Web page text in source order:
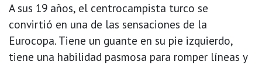
A sus 19 años, el centrocampista turco se
convirtió en una de las sensaciones de la
Eurocopa. Tiene un guante en su pie izquierdo,
tiene una habilidad pasmosa para romper líneas y